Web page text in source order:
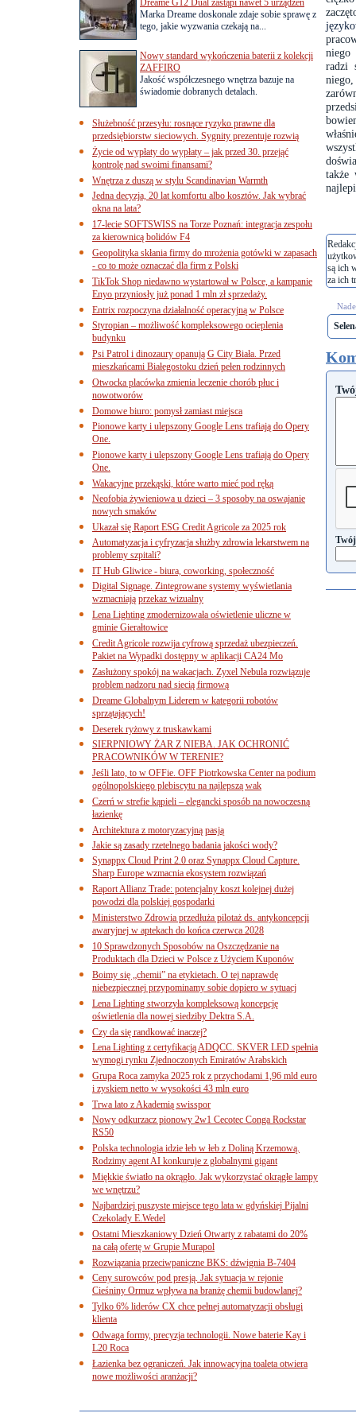
niego
radzi
także
są ich
za ich
Marka Dreame doskonale zdaje sobie sprawę z
tego, jakie wyzwania czekają na...
Nowy standard wykończenia baterii z kolekcji
ZAFFIRO
Jakość współczesnego wnętrza bazuje na
świadomie dobranych detalach.
Służebność przesyłu: rosnące ryzyko prawne dla
przedsiębiorstw sieciowych. Sygnity prezentuje rozwią
Życie od wypłaty do wypłaty – jak przed 30. przejąć
kontrolę nad swoimi finansami?
Wnętrza z duszą w stylu Scandinavian Warmth
Jedna decyzja, 20 lat komfortu albo kosztów. Jak wybrać
okna na lata?
17-lecie SOFTSWISS na Torze Poznań: integracja zespołu
za kierownicą bolidów F4
Geopolityka skłania firmy do mrożenia gotówki w zapasach
- co to może oznaczać dla firm z Polski
TikTok Shop niedawno wystartował w Polsce, a kampanie
Enyo przyniosły już ponad 1 mln zł sprzedaży.
Entrix rozpoczyna działalność operacyjną w Polsce
Styropian – możliwość kompleksowego ocieplenia
budynku
Psi Patrol i dinozaury opanują G City Biała. Przed
mieszkańcami Białegostoku dzień pełen rodzinnych
Otwocka placówka zmienia leczenie chorób płuc i
nowotworów
Domowe biuro: pomysł zamiast miejsca
Pionowe karty i ulepszony Google Lens trafiają do Opery
One.
Pionowe karty i ulepszony Google Lens trafiają do Opery
One.
Wakacyjne przekąski, które warto mieć pod ręką
Neofobia żywieniowa u dzieci – 3 sposoby na oswajanie
nowych smaków
Ukazał się Raport ESG Credit Agricole za 2025 rok
Automatyzacja i cyfryzacja służby zdrowia lekarstwem na
problemy szpitali?
IT Hub Gliwice - biura, coworking, społeczność
Digital Signage. Zintegrowane systemy wyświetlania
wzmacniają przekaz wizualny
Lena Lighting zmodernizowała oświetlenie uliczne w
gminie Gierałtowice
Credit Agricole rozwija cyfrową sprzedaż ubezpieczeń.
Pakiet na Wypadki dostępny w aplikacji CA24 Mo
Zasłużony spokój na wakacjach. Zyxel Nebula rozwiązuje
problem nadzoru nad siecią firmową
Dreame Globalnym Liderem w kategorii robotów
sprzątających!
Deserek ryżowy z truskawkami
SIERPNIOWY ŻAR Z NIEBA. JAK OCHRONIĆ
PRACOWNIKÓW W TERENIE?
Jeśli lato, to w OFFie. OFF Piotrkowska Center na podium
ogólnopolskiego plebiscytu na najlepszą wak
Czerń w strefie kąpieli – elegancki sposób na nowoczesną
łazienkę
Architektura z motoryzacyjną pasją
Jakie są zasady rzetelnego badania jakości wody?
Synappx Cloud Print 2.0 oraz Synappx Cloud Capture.
Sharp Europe wzmacnia ekosystem rozwiązań
Raport Allianz Trade: potencjalny koszt kolejnej dużej
powodzi dla polskiej gospodarki
Ministerstwo Zdrowia przedłuża pilotaż ds. antykoncepcji
awaryjnej w aptekach do końca czerwca 2028
10 Sprawdzonych Sposobów na Oszczędzanie na
Produktach dla Dzieci w Polsce z Użyciem Kuponów
Boimy się „chemii” na etykietach. O tej naprawdę
niebezpiecznej przypominamy sobie dopiero w sytuacj
Lena Lighting stworzyła kompleksową koncepcję
oświetlenia dla nowej siedziby Dektra S.A.
Czy da się randkować inaczej?
Lena Lighting z certyfikacją ADQCC. SKVER LED spełnia
wymogi rynku Zjednoczonych Emiratów Arabskich
Grupa Roca zamyka 2025 rok z przychodami 1,96 mld euro
i zyskiem netto w wysokości 43 mln euro
Trwa lato z Akademią swisspor
Nowy odkurzacz pionowy 2w1 Cecotec Conga Rockstar
RS50
Polska technologia idzie łeb w łeb z Doliną Krzemową.
Rodzimy agent AI konkuruje z globalnymi gigant
Miękkie światło na okrągło. Jak wykorzystać okrągłe lampy
we wnętrzu?
Najbardziej puszyste miejsce tego lata w gdyńskiej Pijalni
Czekolady E.Wedel
Ostatni Mieszkaniowy Dzień Otwarty z rabatami do 20%
na całą ofertę w Grupie Murapol
Rozwiązania przeciwpaniczne BKS: dźwignia B-7404
Ceny surowców pod presją. Jak sytuacja w rejonie
Cieśniny Ormuz wpływa na branżę chemii budowlanej?
Tylko 6% liderów CX chce pełnej automatyzacji obsługi
klienta
Odwaga formy, precyzja technologii. Nowe baterie Kay i
L20 Roca
Łazienka bez ograniczeń. Jak innowacyjna toaleta otwiera
nowe możliwości aranżacji?